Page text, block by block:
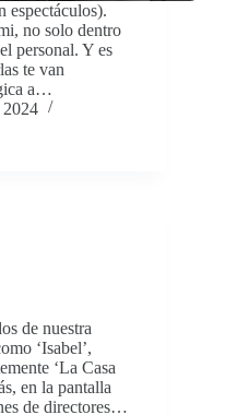
espectáculos).
no solo dentro
personal. Y es
te van
a…
2024
de nuestra
‘Isabel’,
‘La Casa
en la pantalla
de directores…